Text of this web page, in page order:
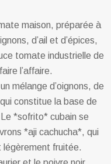
maison, préparée à
d’ail et d’épices,
tomate industrielle de
l’affaire.
mélange d’oignons, de
constitue la base de
*sofrito* cubain se
*aji cachucha*, qui
fruitée.